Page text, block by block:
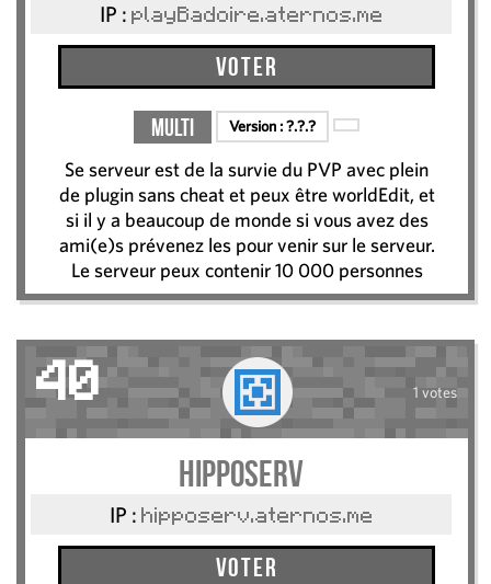
IP : playBadoire.aternos.me
Voter
Multi Version :?.?.?
Se serveur est de la survie du PVP avec plein
de plugin sans cheat et peux être worldEdit, et
si il y a beaucoup de monde si vous avez des
ami(e)s prévenez les pour venir sur le serveur.
Le serveur peux contenir 10 000 personnes
40 1 votes
hipposerv
IP : hipposerv.aternos.me
Voter